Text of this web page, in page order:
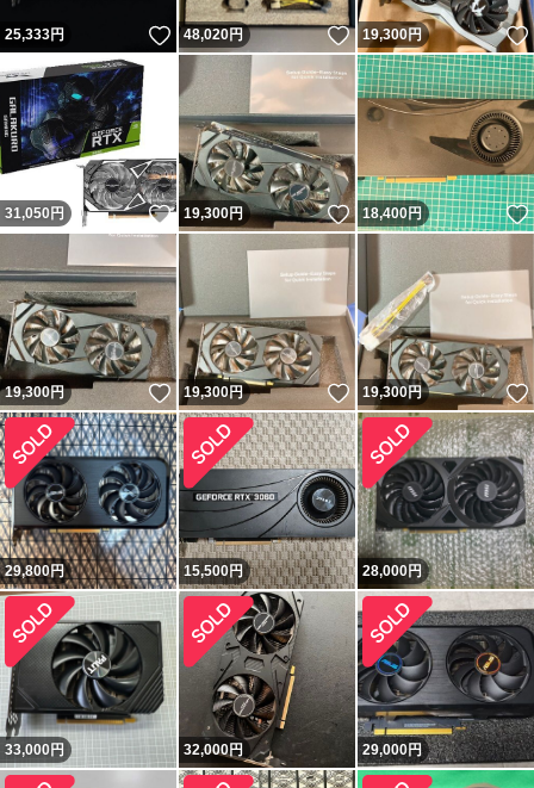
25,333円 いいね！
48,020円 いいね！
19,300円
31,050 円 いいね！
19,300円 いいね！
18,400円
19,300円 いいね！
19,300円 いいね！
19,300円
29,800円 15,500円 28,000円
33,000円 32,000円 29,000円